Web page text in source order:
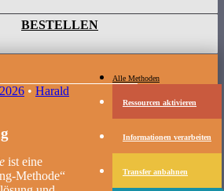
BESTELLEN
Menü
Zum Inhalt springen
Alle Methoden
Ressourcen aktivieren
Informationen verarbeiten
Transfer anbahnen
• Harald
ist eine
Methode“